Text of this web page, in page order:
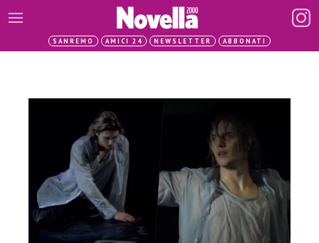
SANREMO AMICI 24 NEWSLETTER ABBONATI